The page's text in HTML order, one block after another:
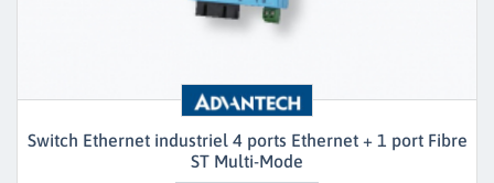
Switch Ethernet industriel 4 ports Ethernet + 1 port Fibre
ST Multi-Mode